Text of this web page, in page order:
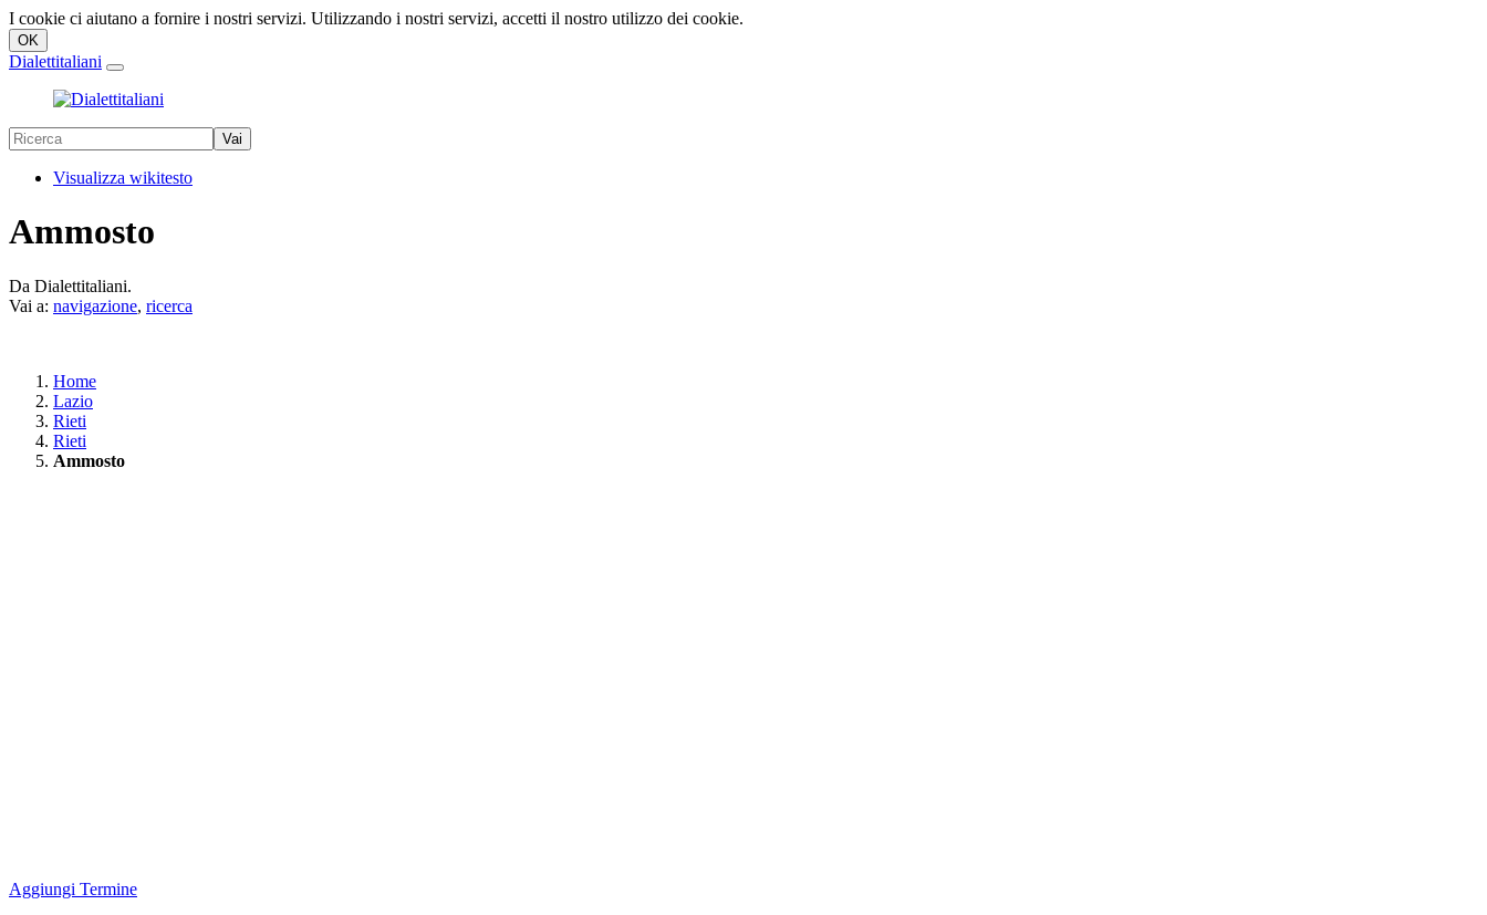
I cookie ci aiutano a fornire i nostri servizi. Utilizzando i nostri servizi, accetti il nostro utilizzo dei cookie.
Dialettitaliani
Visualizza wikitesto
Ammosto
Da Dialettitaliani.
Vai a: navigazione, ricerca
Home
Lazio
Rieti
Rieti
Ammosto
Aggiungi Termine